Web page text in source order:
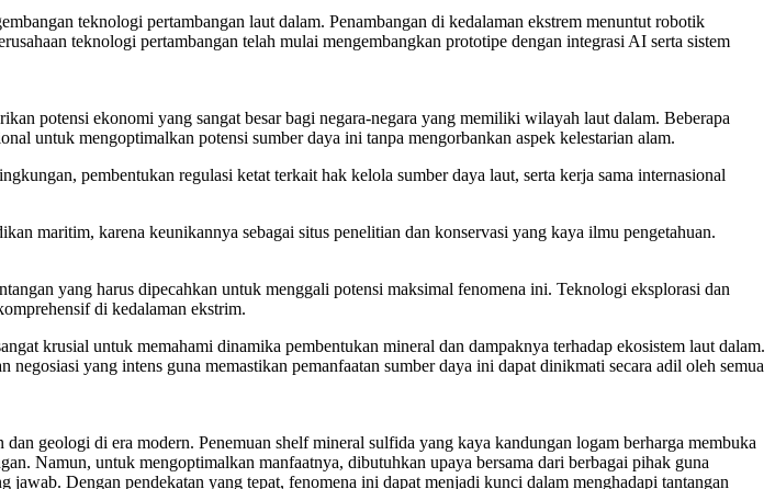
teknologi pertambangan laut dalam. Penambangan di kedalaman ekstrem menuntut robotik
teknologi pertambangan telah mulai mengembangkan prototipe dengan integrasi AI serta sistem
potensi ekonomi yang sangat besar bagi negara-negara yang memiliki wilayah laut dalam. Beberapa
untuk mengoptimalkan potensi sumber daya ini tanpa mengorbankan aspek kelestarian alam.
pembentukan regulasi ketat terkait hak kelola sumber daya laut, serta kerja sama internasional
maritim, karena keunikannya sebagai situs penelitian dan konservasi yang kaya ilmu pengetahuan.
yang harus dipecahkan untuk menggali potensi maksimal fenomena ini. Teknologi eksplorasi dan
di kedalaman ekstrim.
krusial untuk memahami dinamika pembentukan mineral dan dampaknya terhadap ekosistem laut dalam.
yang intens guna memastikan pemanfaatan sumber daya ini dapat dinikmati secara adil oleh semua
geologi di era modern. Penemuan shelf mineral sulfida yang kaya kandungan logam berharga membuka
Namun, untuk mengoptimalkan manfaatnya, dibutuhkan upaya bersama dari berbagai pihak guna
Dengan pendekatan yang tepat, fenomena ini dapat menjadi kunci dalam menghadapi tantangan